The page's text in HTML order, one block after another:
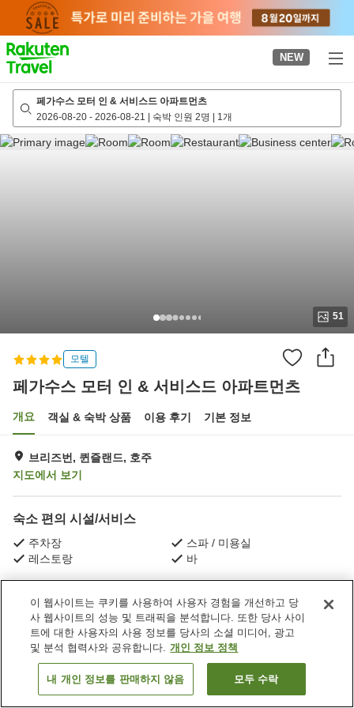
page
NEW
페가수스 모터 인 & 서비스드 아파트먼츠
2026-08-20 - 2026-08-21 | 숙박 인원 2명 | 1개
51
모텔
페가수스 모터 인 & 서비스드 아파트먼츠
개요 객실 & 숙박 상품 이용 후기 기본 정보
브리즈번, 퀸즐랜드, 호주
지도에서 보기
숙소 편의 시설/서비스
주차장
스파 / 미용실
레스토랑
바
호주 퀸즐랜드
브리즈번
페가수스 모터 인 & 서비스드 아파트먼츠
객실 보기
이 웹사이트는 쿠키를 사용하여 사용자 경험을 개선하고 당
사 웹사이트의 성능 및 트래픽을 분석합니다. 또한 당사 사이
트에 대한 사용자의 사용 정보를 당사의 소셜 미디어, 광고
및 분석 협력사와 공유합니다. 개인 정보 정책
내 개인 정보를 판매하지 않음 모두 수락